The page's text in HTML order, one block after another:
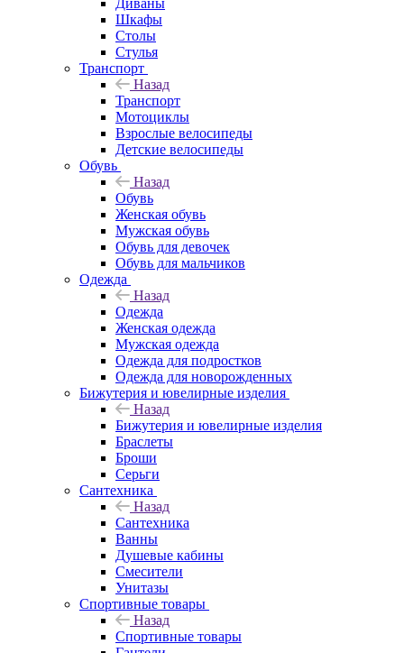
Диваны
Шкафы
Столы
Стулья
Транспорт
Назад
Транспорт
Мотоциклы
Взрослые велосипеды
Детские велосипеды
Обувь
Назад
Обувь
Женская обувь
Мужская обувь
Обувь для девочек
Обувь для мальчиков
Одежда
Назад
Одежда
Женская одежда
Мужская одежда
Одежда для подростков
Одежда для новорожденных
Бижутерия и ювелирные изделия
Назад
Бижутерия и ювелирные изделия
Браслеты
Броши
Серьги
Сантехника
Назад
Сантехника
Ванны
Душевые кабины
Смесители
Унитазы
Спортивные товары
Назад
Спортивные товары